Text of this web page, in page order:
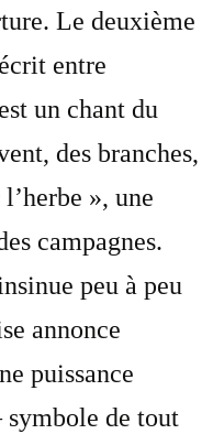
Le deuxième
entre
un chant du
des branches,
», une
campagnes.
peu à peu
annonce
puissance
de tout